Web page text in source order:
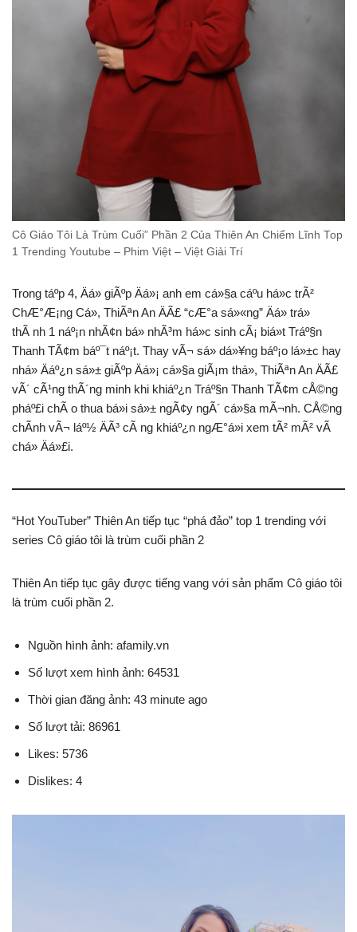
Cô Giáo Tôi Là Trùm Cuối” Phần 2 Của Thiên An Chiếm Lĩnh Top
1 Trending Youtube – Phim Việt – Việt Giải Trí
Trong táº­p 4, Äá» giÃºp Äá»¡ anh em cá»§a cáº­u há»c trÃ²
ChÆ°Æ¡ng Cá», ThiÃªn An ÄÃ£ “cÆ°a sá»«ng” Äá» trá»
thÃ nh 1 náº¡n nhÃ¢n bá» nhÃ³m há»c sinh cÃ¡ biá»t Tráº§n
Thanh TÃ¢m báº¯t náº¡t. Thay vÃ¬ sá»­ dá»¥ng báº¡o lá»±c hay
nhá» Äáº¿n sá»± giÃºp Äá»¡ cá»§a giÃ¡m thá», ThiÃªn An ÄÃ£
vÃ´ cÃ¹ng thÃ´ng minh khi khiáº¿n Tráº§n Thanh TÃ¢m cÅ©ng
pháº£i chÃ o thua bá»i sá»± ngÃ¢y ngÃ´ cá»§a mÃ¬nh. CÅ©ng
chÃ­nh vÃ¬ láº½ ÄÃ³ cÃ ng khiáº¿n ngÆ°á»i xem tÃ² mÃ² vÃ
chá» Äá»£i.
“Hot YouTuber” Thiên An tiếp tục “phá đảo” top 1 trending với
series Cô giáo tôi là trùm cuối phần 2
Thiên An tiếp tục gây được tiếng vang với sản phẩm Cô giáo tôi
là trùm cuối phần 2.
Nguồn hình ảnh: afamily.vn
Số lượt xem hình ảnh: 64531
Thời gian đăng ảnh: 43 minute ago
Số lượt tải: 86961
Likes: 5736
Dislikes: 4